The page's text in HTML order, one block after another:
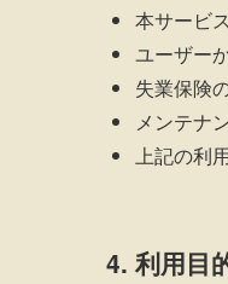
本サービ
ユーザー
失業保険
メンテナ
上記の利
4. 利用目